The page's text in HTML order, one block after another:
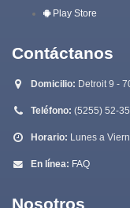
Play Store
Contáctanos
Domicilio: Detroit 9 -
Teléfono: (5255) 52-
Horario: Lunes a
En línea: FAQ
Nosotros